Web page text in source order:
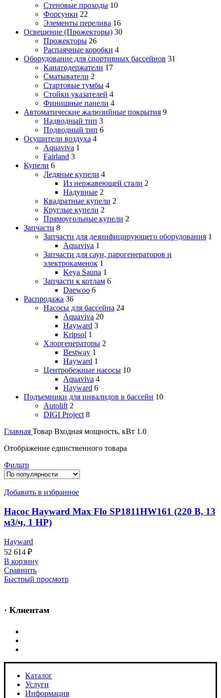
Стеновые проходы 10
Форсунки 22
Элементы перелива 16
Освещение (Прожекторы) 30
Прожекторы 26
Распаячные коробки 4
Оборудование для спортивных бассейнов 31
Канатодержатели 17
Сматыватели 2
Стартовые тумбы 4
Стойки указателей 4
Финишные панели 4
Автоматические жалюзийные покрытия 9
Надводный тип 3
Подводный тип 6
Осушители воздуха 4
Aquaviva 1
Fairland 3
Купели 6
Ледяные купели 4
Из нержавеющей стали 2
Надувные 2
Квадратные купели 2
Круглые купели 2
Прямоугольные купели 2
Запчасти 8
Запчасти для дезинфицирующего оборудования 1
Aquaviva 1
Запчасти для саун, парогенераторов и
электрокаменок 1
Keya Sauna 1
Запчасти к котлам 6
Daewoo 6
Распродажа 36
Насосы для бассейна 24
Aquaviva 20
Hayward 3
Kripsol 1
Хлоргенераторы 2
Bestway 1
Hayward 1
Центробежные насосы 10
Aquaviva 4
Hayward 6
Подъемники для инвалидов в бассейн 10
Autolift 2
DIGI Project 8
Главная Товар Входная мощность, кВт 1.0
Отображение единственного товара
Фильтр
Добавить в избранное
Насос Hayward Max Flo SP1811HW161 (220 В, 13
м3/ч, 1 HP)
Hayward
52 614 ₽
В корзину
Сравнить
Быстрый просмотр
· Клиентам
Каталог
Услуги
Информация